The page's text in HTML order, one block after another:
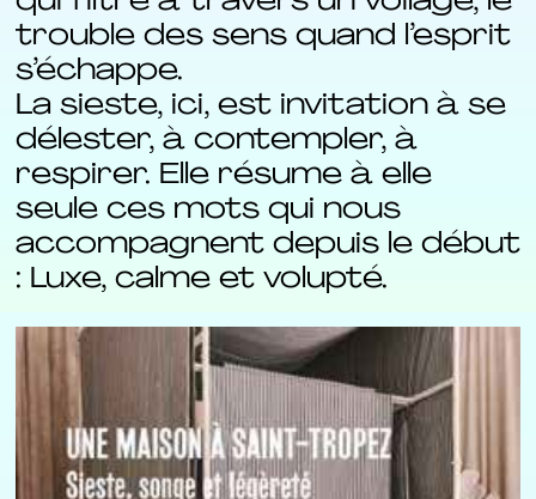
trouble des sens quand l’esprit
s’échappe.
La sieste, ici, est invitation à se
délester, à contempler, à
respirer. Elle résume à elle
seule ces mots qui nous
accompagnent depuis le début
: Luxe, calme et volupté.